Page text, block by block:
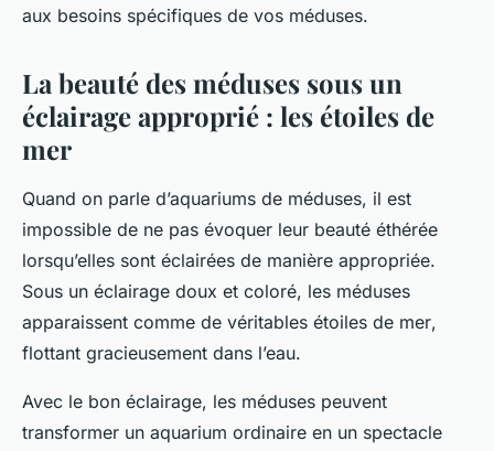
aux besoins spécifiques de vos méduses.
La beauté des méduses sous un
éclairage approprié : les étoiles de
mer
Quand on parle d’aquariums de méduses, il est
impossible de ne pas évoquer leur beauté éthérée
lorsqu’elles sont éclairées de manière appropriée.
Sous un éclairage doux et coloré, les méduses
apparaissent comme de véritables étoiles de mer,
flottant gracieusement dans l’eau.
Avec le bon éclairage, les méduses peuvent
transformer un aquarium ordinaire en un spectacle